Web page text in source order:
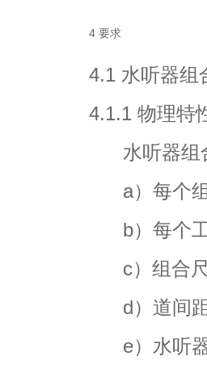
4 要求
4.1 水听器组
4.1.1 物理特
水听器组
a）每个组
b）每个工
c）组合尺
d）道间距
e）水听器